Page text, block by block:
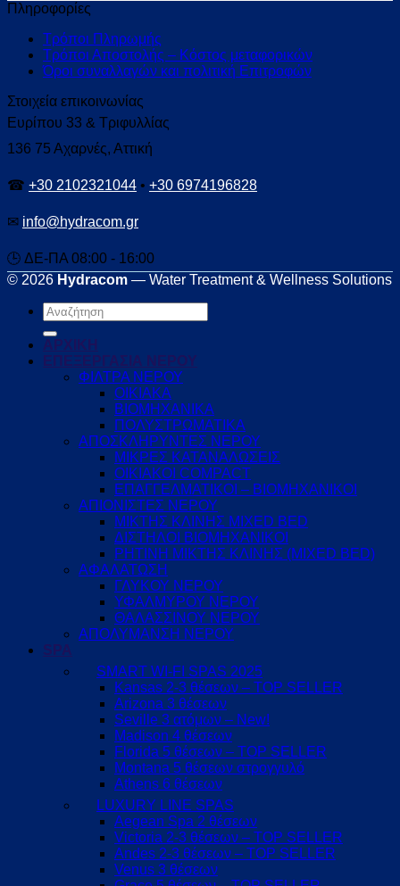
Πληροφορίες
Τρόποι Πληρωμής
Τρόποι Αποστολής – Κόστος μεταφορικών
Όροι συναλλαγών και πολιτική Επιτροφών
Στοιχεία επικοινωνίας
Ευρίπου 33 & Τριφυλλίας
136 75 Αχαρνές, Αττική
☎ +30 2102321044 • +30 6974196828
✉ info@hydracom.gr
🕒 ΔΕ-ΠΑ 08:00 - 16:00
© 2026 Hydracom — Water Treatment & Wellness Solutions
Αναζήτηση
για:
ΑΡΧΙΚΗ
ΕΠΕΞΕΡΓΑΣΙΑ ΝΕΡΟΥ
ΦΙΛΤΡΑ ΝΕΡΟΥ
ΟΙΚΙΑΚΑ
ΒΙΟΜΗΧΑΝΙΚΑ
ΠΟΛΥΣΤΡΩΜΑΤΙΚΑ
ΑΠΟΣΚΛΗΡΥΝΤΕΣ ΝΕΡΟΥ
ΜΙΚΡΕΣ ΚΑΤΑΝΑΛΩΣΕΙΣ
ΟΙΚΙΑΚΟΙ COMPACT
ΕΠΑΓΓΕΛΜΑΤΙΚΟΙ – ΒΙΟΜΗΧΑΝΙΚΟΙ
ΑΠΙΟΝΙΣΤΕΣ ΝΕΡΟΥ
ΜΙΚΤΗΣ ΚΛΙΝΗΣ MIXED BED
ΔΙΣΤΗΛΟΙ ΒΙΟΜΗΧΑΝΙΚΟΙ
ΡΗΤΙΝΗ ΜΙΚΤΗΣ ΚΛΙΝΗΣ (MIXED BED)
ΑΦΑΛΑΤΩΣΗ
ΓΛΥΚΟΥ ΝΕΡΟΥ
ΥΦΑΛΜΥΡΟΥ ΝΕΡΟΥ
ΘΑΛΑΣΣΙΝΟΥ ΝΕΡΟΥ
ΑΠΟΛΥΜΑΝΣΗ ΝΕΡΟΥ
SPA
SMART WI-FI SPAS 2025
Kansas 2-3 θέσεων – TOP SELLER
Arizona 3 θέσεων
Seville 3 ατόμων – New!
Madison 4 θέσεων
Florida 5 θέσεων – TOP SELLER
Montana 5 θέσεων στρογγυλό
Athens 6 θέσεων
LUXURY LINE SPAS
Aegean Spa 2 θέσεων
Victoria 2-3 θέσεων – TOP SELLER
Andes 2-3 θέσεων – TOP SELLER
Venus 3 θέσεων